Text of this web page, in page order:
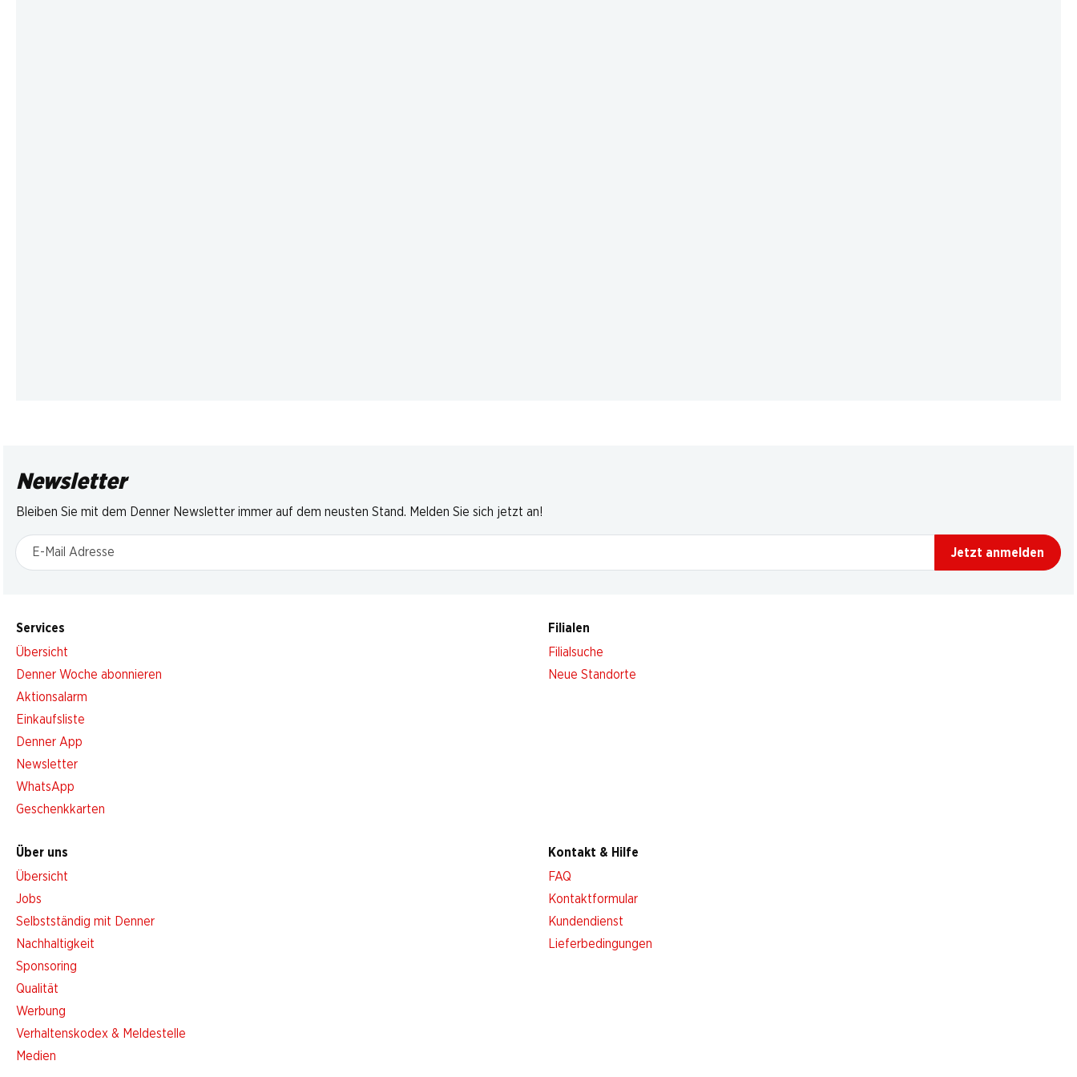
Newsletter
Bleiben Sie mit dem Denner Newsletter immer auf dem neusten Stand. Melden Sie sich jetzt an!
E-Mail Adresse
Jetzt anmelden
Services
Übersicht
Denner Woche abonnieren
Aktionsalarm
Einkaufsliste
Denner App
Newsletter
WhatsApp
Geschenkkarten
Filialen
Filialsuche
Neue Standorte
Über uns
Übersicht
Jobs
Selbstständig mit Denner
Nachhaltigkeit
Sponsoring
Qualität
Werbung
Verhaltenskodex & Meldestelle
Medien
Kontakt & Hilfe
FAQ
Kontaktformular
Kundendienst
Lieferbedingungen